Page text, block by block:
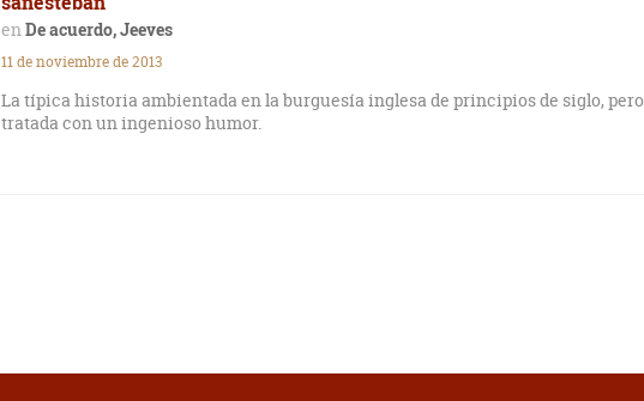
De acuerdo, Jeeves
11 de noviembre de 2013
La típica historia ambientada en la burguesía inglesa de principios de siglo, pero
tratada con un ingenioso humor.